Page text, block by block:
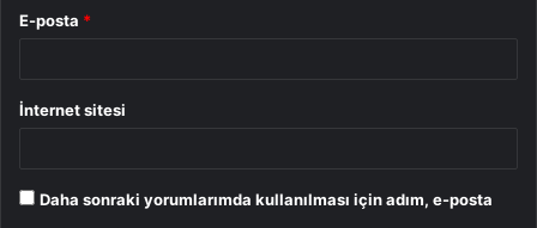
E-posta *
İnternet sitesi
Daha sonraki yorumlarımda kullanılması için adım, e-posta